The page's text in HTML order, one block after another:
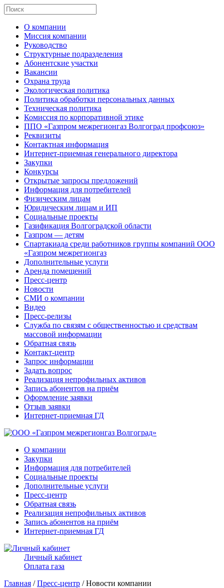
О компании
Миссия компании
Руководство
Структурные подразделения
Абонентские участки
Вакансии
Охрана труда
Экологическая политика
Политика обработки персональных данных
Техническая политика
Комиссия по корпоративной этике
ППО «Газпром межрегионгаз Волгоград профсоюз»
Реквизиты
Контактная информация
Интернет-приемная генерального директора
Закупки
Конкурсы
Открытые запросы предложений
Информация для потребителей
Физическим лицам
Юридическим лицам и ИП
Социальные проекты
Газификация Волгоградской области
Газпром — детям
Спартакиада среди работников группы компаний ООО
«Газпром межрегионгаз
Дополнительные услуги
Аренда помещений
Пресс-центр
Новости
СМИ о компании
Видео
Пресс-релизы
Служба по связям с общественностью и средствам
массовой информации
Обратная связь
Контакт-центр
Запрос информации
Задать вопрос
Реализация непрофильных активов
Запись абонентов на приём
Оформление заявки
Отзыв заявки
Интернет-приемная ГД
О компании
Закупки
Информация для потребителей
Социальные проекты
Дополнительные услуги
Пресс-центр
Обратная связь
Реализация непрофильных активов
Запись абонентов на приём
Интернет-приемная ГД
Личный кабинет
Оплата газа
Главная /Пресс-центр / Новости компании